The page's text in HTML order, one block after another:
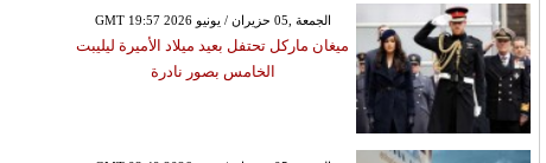
GMT 19:57 2026 الجمعة ,05 حزيران / يونيو
ميغان ماركل تحتفل بعيد ميلاد الأميرة ليليبت
الخامس بصور نادرة